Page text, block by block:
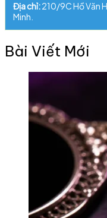
Địa chỉ:210/9C Hồ Văn
Minh.
Bài Viết Mới